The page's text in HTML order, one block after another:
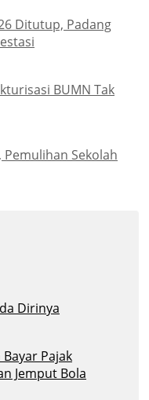
Ditutup, Padang
BUMN Tak
Pemulihan Sekolah
Dirinya
Pajak
Jemput Bola